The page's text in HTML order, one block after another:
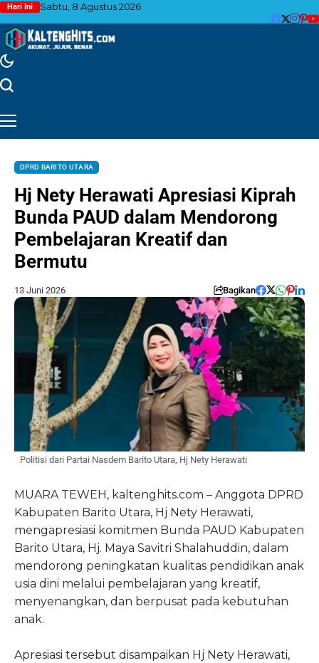
Hari Ini Sabtu, 8 Agustus 2026
DPRD BARITO UTARA
Hj Nety Herawati Apresiasi Kiprah
Bunda PAUD dalam Mendorong
Pembelajaran Kreatif dan
Bermutu
13 Juni 2026 Bagikan
Politisi dari Partai Nasdem Barito Utara, Hj Nety Herawati
MUARA TEWEH, kaltenghits.com – Anggota DPRD
Kabupaten Barito Utara, Hj Nety Herawati,
mengapresiasi komitmen Bunda PAUD Kabupaten
Barito Utara, Hj. Maya Savitri Shalahuddin, dalam
mendorong peningkatan kualitas pendidikan anak
usia dini melalui pembelajaran yang kreatif,
menyenangkan, dan berpusat pada kebutuhan
anak.
Apresiasi tersebut disampaikan Hj Nety Herawati,